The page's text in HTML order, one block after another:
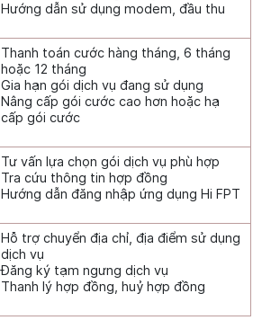
Hướng dẫn sử dụng modem, đầu thu
Thanh toán cước hàng tháng, 6 tháng
hoặc 12 tháng
Gia hạn gói dịch vụ đang sử dụng
Nâng cấp gói cước cao hơn hoặc hạ
cấp gói cước
Tư vấn lựa chọn gói dịch vụ phù hợp
Tra cứu thông tin hợp đồng
Hướng dẫn đăng nhập ứng dụng Hi FPT
Hỗ trợ chuyển địa chỉ, địa điểm sử dụng
dịch vụ
Đăng ký tạm ngưng dịch vụ
Thanh lý hợp đồng, huỷ hợp đồng